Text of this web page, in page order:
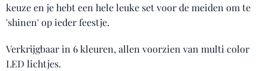
keuze en je hebt een hele leuke set voor de meiden om te
'shinen' op ieder feestje.
Verkrijgbaar in 6 kleuren, allen voorzien van multi color
LED lichtjes.